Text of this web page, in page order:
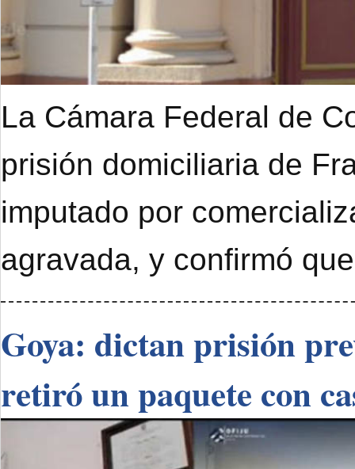
La Cámara Federal de
prisión domiciliaria de
imputado por
agravada, y confirmó
Goya: dictan prisión
retiró un paquete con